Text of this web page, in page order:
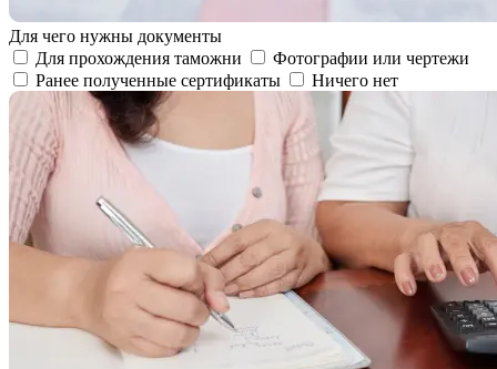
Для чего нужны документы
Для прохождения таможни
Фотографии или чертежи
Ранее полученные сертификаты
Ничего нет